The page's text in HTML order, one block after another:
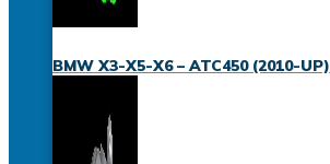
BMW X3-X5-X6 – ATC450 (2010-UP)